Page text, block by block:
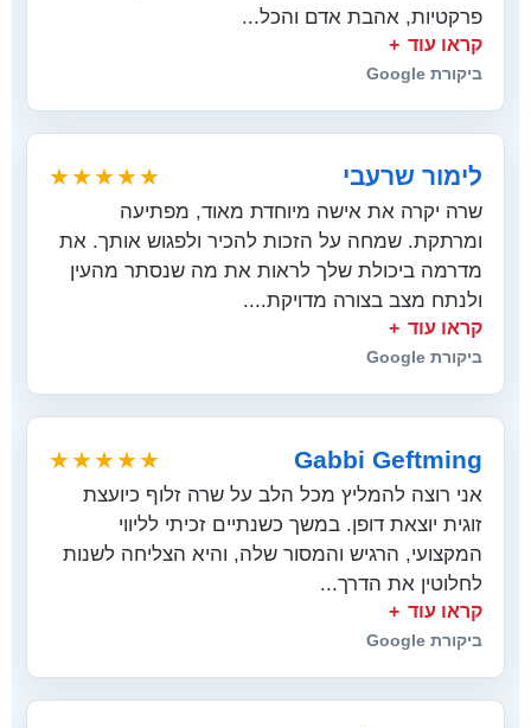
פרקטיות, אהבת אדם והכל...
קראו עוד
ביקורת Google
לימור שרעבי ★★★★★
שרה יקרה את אישה מיוחדת מאוד, מפתיעה
ומרתקת. שמחה על הזכות להכיר ולפגוש אותך. את
מדרמה ביכולת שלך לראות את מה שנסתר מהעין
ולנתח מצב בצורה מדויקת....
קראו עוד
ביקורת Google
Gabbi Geftming
★★★★★
אני רוצה להמליץ מכל הלב על שרה זלוף כיועצת
זוגית יוצאת דופן. במשך כשנתיים זכיתי לליווי
המקצועי, הרגיש והמסור שלה, והיא הצליחה לשנות
לחלוטין את הדרך...
קראו עוד
ביקורת Google